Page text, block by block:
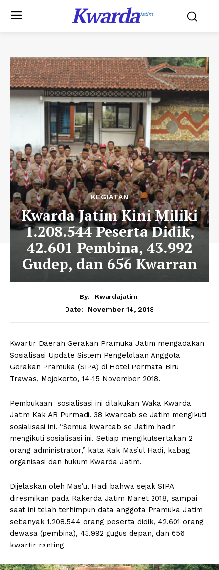
KwardaJatim
KEGIATAN
Kwarda Jatim Kini Miliki
1.208.544 Peserta Didik,
42.601 Pembina, 43.992
Gudep, dan 656 Kwarran
By:
Kwardajatim
Date:
November 14, 2018
Kwartir Daerah Gerakan Pramuka Jatim mengadakan
Sosialisasi Update Sistem Pengelolaan Anggota
Gerakan Pramuka (SIPA) di Hotel Permata Biru
Trawas, Mojokerto, 14-15 November 2018.
Pembukaan sosialisasi ini dilakukan Waka Kwarda
Jatim Kak AR Purmadi. 38 kwarcab se Jatim mengikuti
sosialisasi ini. “Semua kwarcab se Jatim hadir
mengikuti sosialisasi ini. Setiap mengikutsertakan 2
orang administrator,” kata Kak Mas’ul Hadi, kabag
organisasi dan hukum Kwarda Jatim.
Dijelaskan oleh Mas’ul Hadi bahwa sejak SIPA
diresmikan pada Rakerda Jatim Maret 2018, sampai
saat ini telah terhimpun data anggota Pramuka Jatim
sebanyak 1.208.544 orang peserta didik, 42.601 orang
dewasa (pembina), 43.992 gugus depan, dan 656
kwartir ranting.